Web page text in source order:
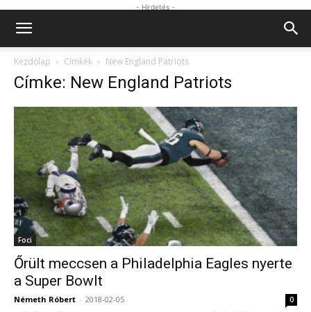
- Hirdetés -
Kezdőlap Címkék New England Patriots
Címke: New England Patriots
Foci
Őrült meccsen a Philadelphia Eagles nyerte
a Super Bowlt
Németh Róbert - 2018-02-05 0